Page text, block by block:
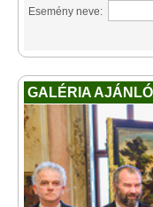
Esemény neve:
GALÉRIA AJÁNLÓ